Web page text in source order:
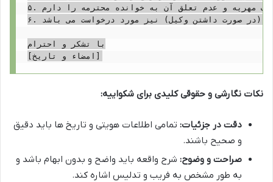
۵. با توجه به مراتب فوق و به استناد ماده ۱۱۲۸ قانون مدنی که حق فسخ نکاح را در صورت فقدان صفت شرط شده برای طرف دیگر ایجاد می کند و همچنین ماده ۱۱۰۱ قانون مدنی که حق مهریه را در صورت فسخ نکاح قبل از نزدیکی سلب می نماید، تقاضای صدور حکم بر فسخ نکاح موصوف و همچنین تعیین تکلیف مهریه و عدم تعلق آن به خوانده محترمه را دارم.
۶. کلیه خسارات دادرسی از جمله هزینه های مربوط به دادرسی و حق الوکاله وکیل (در صورت داشتن وکیل) نیز مورد درخواست می باشد.
با تشکر و احترام
نکات نگارشی و حقوقی کلیدی برای شکواییه:
دقت در جزئیات: تمامی اطلاعات هویتی و تاریخ ها باید دقیق
و صحیح باشند.
صراحت و وضوح: شرح واقعه باید واضح و بدون ابهام باشد و
به طور مشخص به فریب و تدلیس اشاره کند.